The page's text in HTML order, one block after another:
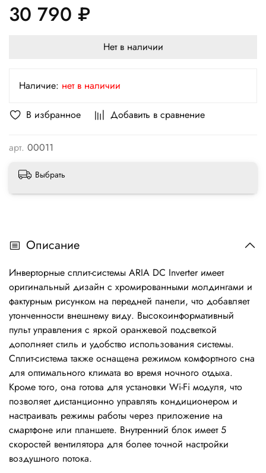
В избранное Добавить в сравнение
арт. 00011
30 790 ₽
Нет в наличии
Наличие: нет в наличии
Выбрать
Описание
Инверторные сплит-системы ARIA DC Inverter имеет
оригинальный дизайн с хромированными молдингами и
фактурным рисунком на передней панели, что добавляет
утонченности внешнему виду. Высокоинформативный
пульт управления с яркой оранжевой подсветкой
дополняет стиль и удобство использования системы.
Сплит-система также оснащена режимом комфортного сна
для оптимального климата во время ночного отдыха.
Кроме того, она готова для установки Wi-Fi модуля, что
позволяет дистанционно управлять кондиционером и
настраивать режимы работы через приложение на
смартфоне или планшете. Внутренний блок имеет 5
скоростей вентилятора для более точной настройки
воздушного потока.